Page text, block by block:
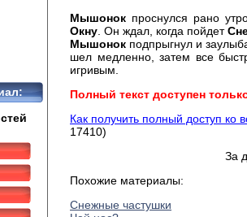
Мышонок проснулся рано
Окну . Он ждал, когда пойдет
Мышонок подпрыгнул и
шел медленно, затем все
игривым.
Полный текст доступен
Как получить полный доступ ко
17410)
За
Похожие материалы:
Снежные частушки